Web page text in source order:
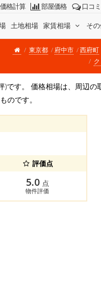
土地相場 家賃相場 そ
価格計算 部屋価格 口コミ
東京都 府中市 西府町
)です。 価格相場は、周辺の
のです。
評価点
5.0 点
物件評価